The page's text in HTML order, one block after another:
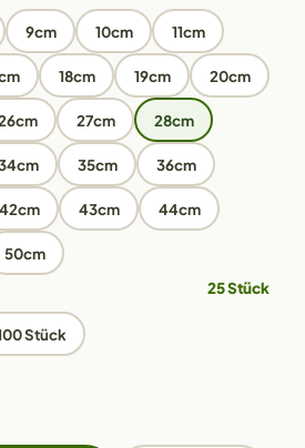
9cm 10cm 11cm
18cm 19cm 20cm
27cm 28cm
35cm 36cm
42cm 43cm 44cm
50cm
25 Stück
Stück